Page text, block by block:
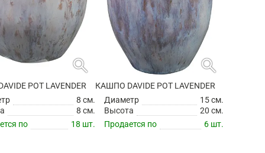
search
POT LAVENDER
8 см.
8 см.
по
18 шт.
search
КАШПО DAVIDE POT LAVENDER
Диаметр
15 см.
Высота
20 см.
Продается по
6 шт.